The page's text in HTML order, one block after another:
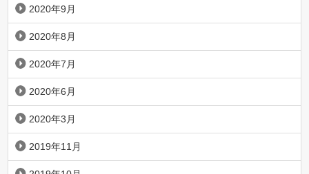
2020年9月
2020年8月
2020年7月
2020年6月
2020年3月
2019年11月